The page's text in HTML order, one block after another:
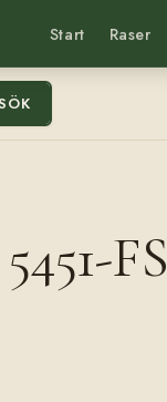
Start Raser
FS